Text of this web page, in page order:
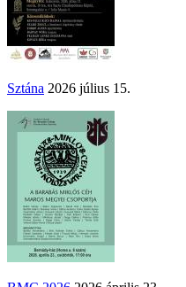
Sztána 2026 július 15.